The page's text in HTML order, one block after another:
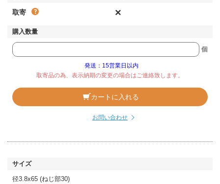
取寄 ×
個
発送：15営業日以内
取寄品の為、表示納期の変更の場合はご連絡致します。
カートに入れる
お問い合わせ
径3.8x65 (ねじ部30)